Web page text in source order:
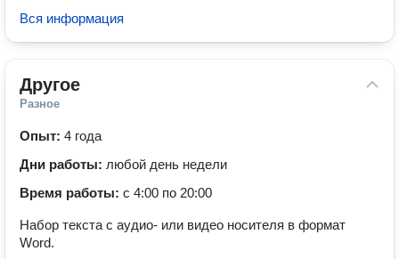
Вся информация
Другое
Разное
Опыт: 4 года
Дни работы: любой день недели
Время работы: с 4:00 по 20:00
Набор текста с аудио- или видео носителя в формат
Word.